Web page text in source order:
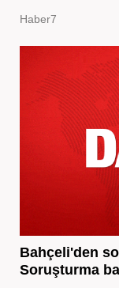
Haber7
Bahçeli'den
Soruşturma